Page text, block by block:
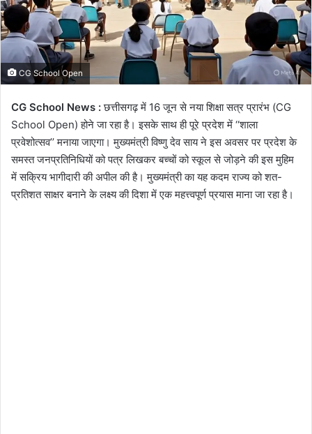
CG School Open
CG School News :छत्तीसगढ़ में 16 जून से नया शिक्षा सत्र प्रारंभ (CG
School Open) होने जा रहा है। इसके साथ ही पूरे प्रदेश में ‘‘शाला
प्रवेशोत्सव’’ मनाया जाएगा। मुख्यमंत्री विष्णु देव साय ने इस अवसर पर प्रदेश के
समस्त जनप्रतिनिधियों को पत्र लिखकर बच्चों को स्कूल से जोड़ने की इस मुहिम
में सक्रिय भागीदारी की अपील की है। मुख्यमंत्री का यह कदम राज्य को शत-
प्रतिशत साक्षर बनाने के लक्ष्य की दिशा में एक महत्त्वपूर्ण प्रयास माना जा रहा है।